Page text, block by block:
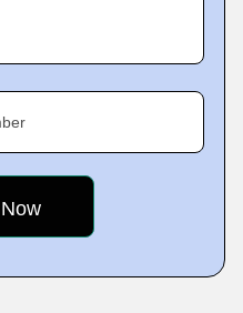
are some of the
and competitiveness.